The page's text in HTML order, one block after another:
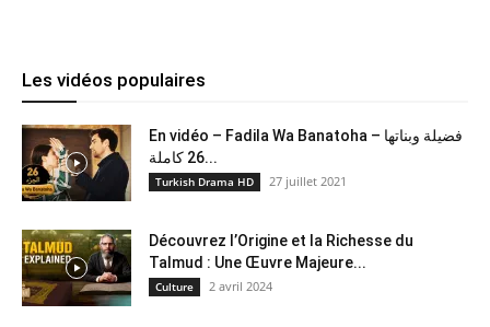
Les vidéos populaires
En vidéo – Fadila Wa Banatoha – فضيلة وبناتها
26 كاملة...
Turkish Drama HD 27 juillet 2021
Découvrez l’Origine et la Richesse du
Talmud : Une Œuvre Majeure...
Culture 2 avril 2024